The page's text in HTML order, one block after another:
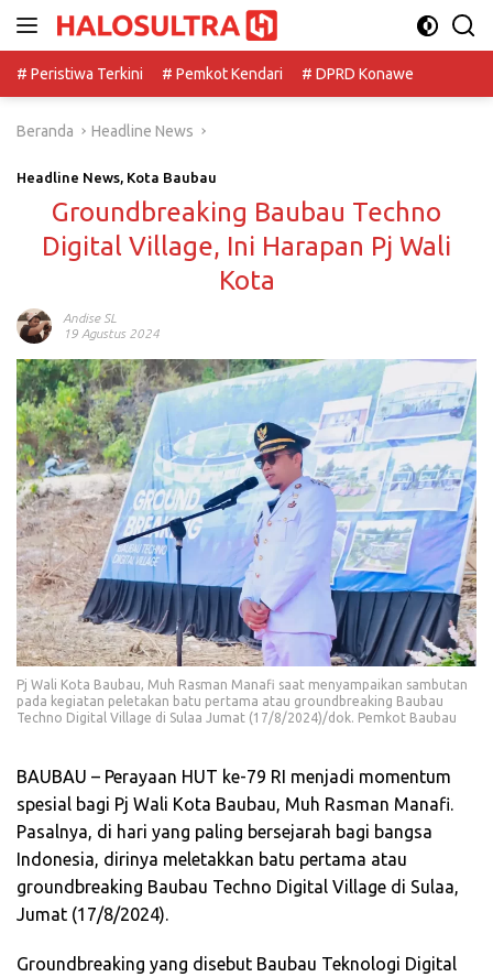
# Peristiwa Terkini
# Pemkot Kendari # DPRD Konawe
Beranda Headline News
Headline News, Kota Baubau
Groundbreaking Baubau Techno
Digital Village, Ini Harapan Pj Wali
Kota
Andise SL
19 Agustus 2024
Pj Wali Kota Baubau, Muh Rasman Manafi saat menyampaikan sambutan
pada kegiatan peletakan batu pertama atau groundbreaking Baubau
Techno Digital Village di Sulaa Jumat (17/8/2024)/dok. Pemkot Baubau
BAUBAU – Perayaan HUT ke-79 RI menjadi momentum
spesial bagi Pj Wali Kota Baubau, Muh Rasman Manafi.
Pasalnya, di hari yang paling bersejarah bagi bangsa
Indonesia, dirinya meletakkan batu pertama atau
groundbreaking Baubau Techno Digital Village di Sulaa,
Jumat (17/8/2024).
Groundbreaking yang disebut Baubau Teknologi Digital